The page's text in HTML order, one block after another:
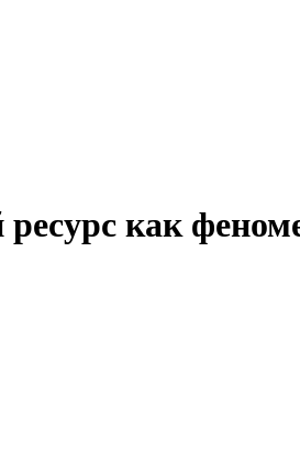
как